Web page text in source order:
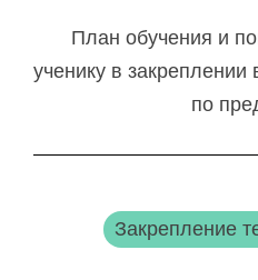
План обучения и
ученику в
по
Закрепление